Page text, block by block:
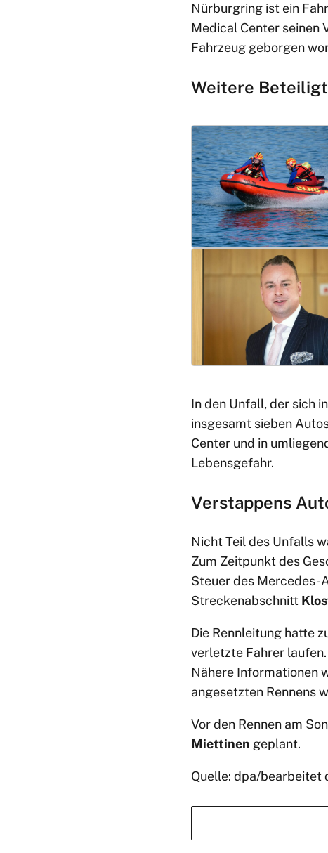
Nürburgring ist ein
Medical Center seinen
Fahrzeug geborgen
Weitere
In den Unfall, der sich
insgesamt sieben
Center und in
Lebensgefahr.
Verstappens
Nicht Teil des Unfalls
Zum Zeitpunkt des
Steuer des Mercedes-
Streckenabschnitt
Die Rennleitung hatte
verletzte Fahrer
Nähere Informationen
angesetzten Rennens
Vor den Rennen am
Miettinen geplant.
Quelle: dpa/bearbeitet